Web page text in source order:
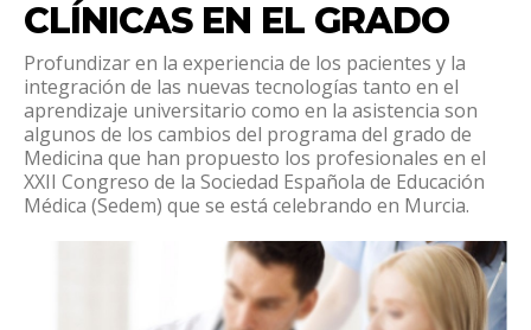
CLÍNICAS EN EL GRADO
Profundizar en la experiencia de los pacientes y la
integración de las nuevas tecnologías tanto en el
aprendizaje universitario como en la asistencia son
algunos de los cambios del programa del grado de
Medicina que han propuesto los profesionales en el
XXII Congreso de la Sociedad Española de Educación
Médica (Sedem) que se está celebrando en Murcia.